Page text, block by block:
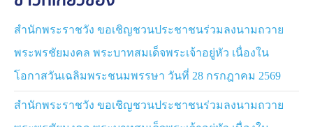
ลูกยาเธอ เจ้าฟ้าทีปังกรรัศมีโชติ มหาวชิโรตตมางกูร สิริ
แอปพลิเคชัน "สมาธิเสบียงบุญ" ทั้งนี้ สามารถดาวน์โหลด
แอปพลิเคชันได้ทั้ง PLAY STORE และ APP STORE
สำนักพระราชวัง ขอเชิญชวนประชาชนร่วมลงนามถวาย
พระพรชัยมงคล พระบาทสมเด็จพระเจ้าอยู่หัว เนื่องใน
โอกาสวันเฉลิมพระชนมพรรษา วันที่ 28 กรกฎาคม 2569
สำนักพระราชวัง ขอเชิญชวนประชาชนร่วมลงนามถวาย